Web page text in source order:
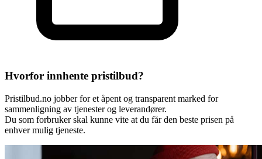
Hvorfor innhente pristilbud?
Pristilbud.no jobber for et åpent og transparent marked for
sammenligning av tjenester og leverandører.
Du som forbruker skal kunne vite at du får den beste prisen på
enhver mulig tjeneste.